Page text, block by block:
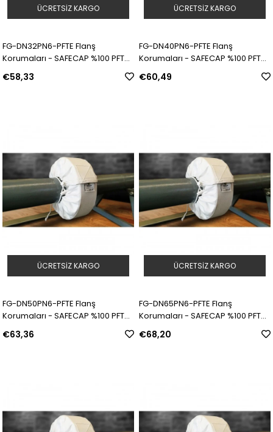
FG-DN32PN6-PFTE Flanş
Korumaları - SAFECAP %100 PFTE |
€58,33
ÜCRETSIZ KARGO
FG-DN40PN6-PFTE Flanş
Korumaları - SAFECAP %100 PFTE |
€60,49
ÜCRETSIZ KARGO
FG-DN50PN6-PFTE Flanş
Korumaları - SAFECAP %100 PFTE |
Model: 311559 | SKU: Y5090036
€63,36
ÜCRETSIZ KARGO
FG-DN65PN6-PFTE Flanş
Korumaları - SAFECAP %100 PFTE |
Model: 311560 | SKU: Y5090037
€68,20
ÜCRETSIZ KARGO